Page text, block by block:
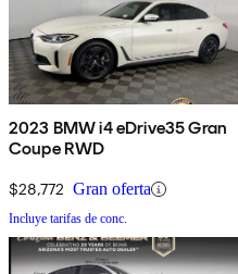
2023 BMW i4 eDrive35 Gran
Coupe RWD
$28,772 Gran oferta
Incluye tarifas de conc.